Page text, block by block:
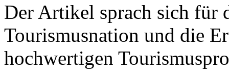
Der Artikel sprach sich für
Tourismusnation und die
hochwertigen